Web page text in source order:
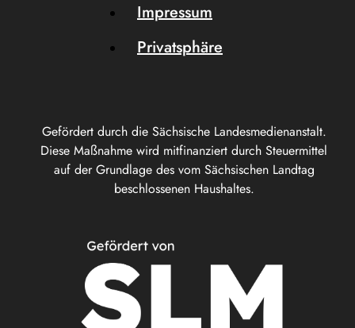
Gefördert durch die Sächsische Landesmedienanstalt.
Diese Maßnahme wird mitfinanziert durch Steuermittel
auf der Grundlage des vom Sächsischen Landtag
beschlossenen Haushaltes.
Impressum
Privatsphäre